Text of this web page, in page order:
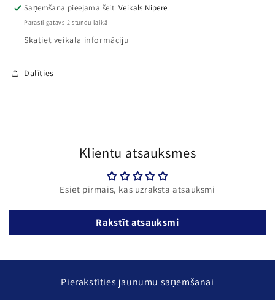
Saņemšana pieejama šeit:Veikals Nipere
Parasti gatavs 2 stundu laikā
Skatiet veikala informāciju
Dalīties
Klientu atsauksmes
Esiet pirmais, kas uzraksta atsauksmi
Rakstīt atsauksmi
Pierakstīties jaunumu saņemšanai